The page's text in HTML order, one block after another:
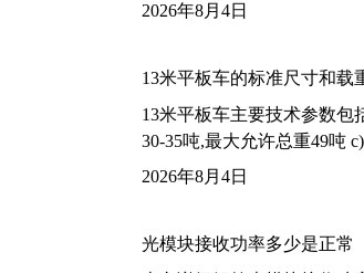
2026年8月4日
13米平板车的标准尺寸和载
13米平板车主要技术参数包
30-35吨,最大允许总重49吨
2026年8月4日
光模块接收功率多少是正常